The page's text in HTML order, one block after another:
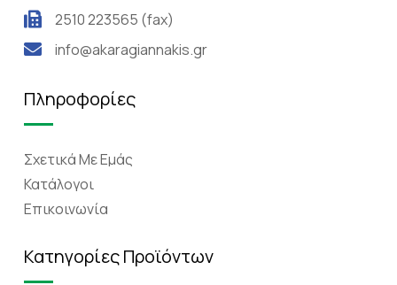
2510 223565 (fax)
info@akaragiannakis.gr
Πληροφορίες
Σχετικά Mε Eμάς
Κατάλογοι
Επικοινωνία
Κατηγορίες Προϊόντων